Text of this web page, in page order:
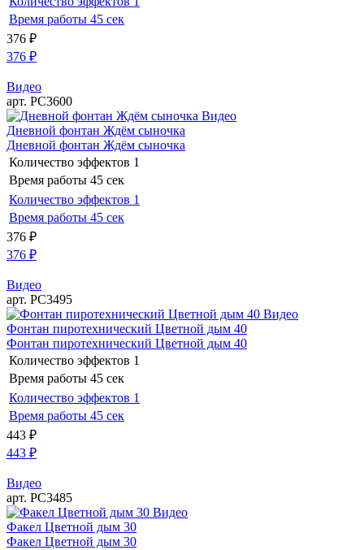
Время работы 45 сек
376 ₽
376 ₽
Видео
арт. РС3600
Видео
Дневной фонтан Ждём сыночка
Дневной фонтан Ждём сыночка
Количество эффектов 1
Время работы 45 сек
Количество эффектов 1
Время работы 45 сек
376 ₽
376 ₽
Видео
арт. РС3495
Видео
Фонтан пиротехнический Цветной дым 40
Фонтан пиротехнический Цветной дым 40
Количество эффектов 1
Время работы 45 сек
Количество эффектов 1
Время работы 45 сек
443 ₽
443 ₽
Видео
арт. РС3485
Видео
Факел Цветной дым 30
Факел Цветной дым 30